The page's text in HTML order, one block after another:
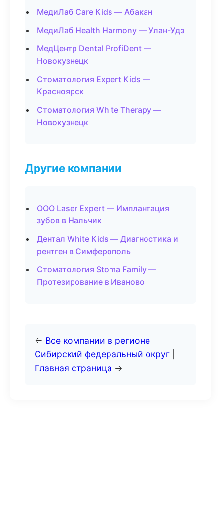
МедиЛаб Care Kids — Абакан
МедиЛаб Health Harmony — Улан-Удэ
МедЦентр Dental ProfiDent —
Новокузнецк
Стоматология Expert Kids —
Красноярск
Стоматология White Therapy —
Новокузнецк
Другие компании
ООО Laser Expert — Имплантация
зубов в Нальчик
Дентал White Kids — Диагностика и
рентген в Симферополь
Стоматология Stoma Family —
Протезирование в Иваново
← Все компании в регионе
Сибирский федеральный округ
Главная страница →